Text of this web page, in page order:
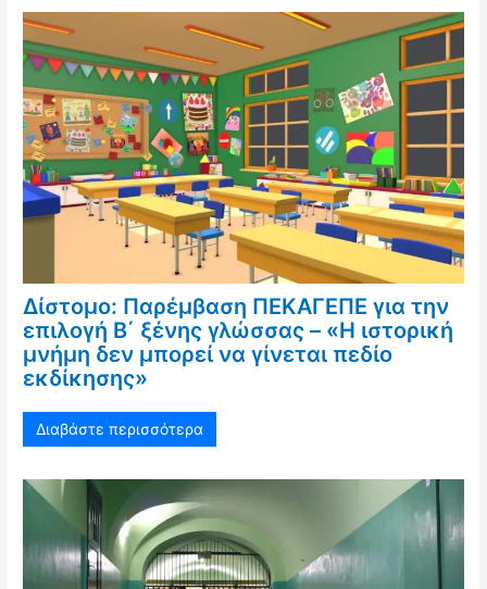
Δίστομο: Παρέμβαση ΠΕΚΑΓΕΠΕ για την
επιλογή Β΄ ξένης γλώσσας – «Η ιστορική
μνήμη δεν μπορεί να γίνεται πεδίο
εκδίκησης»
Διαβάστε περισσότερα